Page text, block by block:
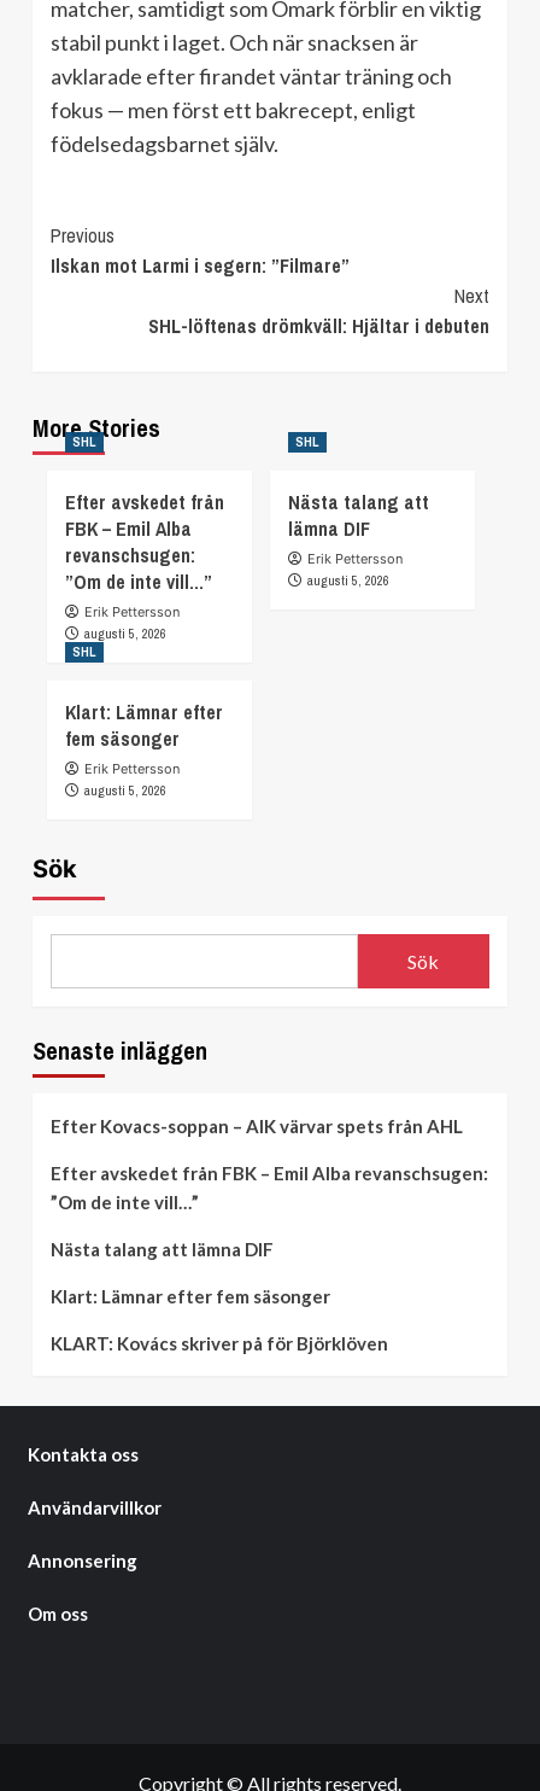
matcher, samtidigt som Omark förblir en viktig
stabil punkt i laget. Och när snacksen är
avklarade efter firandet väntar träning och
fokus — men först ett bakrecept, enligt
födelsedagsbarnet själv.
Continue
Reading
Previous
Ilskan mot Larmi i segern: ”Filmare”
Next
SHL-löftenas drömkväll: Hjältar i debuten
More Stories
SHL
Efter avskedet från
FBK – Emil Alba
revanschsugen:
”Om de inte vill…”
Erik Pettersson
augusti 5, 2026
SHL
Nästa talang att
lämna DIF
Erik Pettersson
augusti 5, 2026
SHL
Klart: Lämnar efter
fem säsonger
Erik Pettersson
augusti 5, 2026
Sök
Sök
Senaste inläggen
Efter Kovacs-soppan – AIK värvar spets från AHL
Efter avskedet från FBK – Emil Alba revanschsugen:
”Om de inte vill…”
Nästa talang att lämna DIF
Klart: Lämnar efter fem säsonger
KLART: Kovács skriver på för Björklöven
Kontakta oss
Användarvillkor
Annonsering
Om oss
Copyright © All rights reserved.